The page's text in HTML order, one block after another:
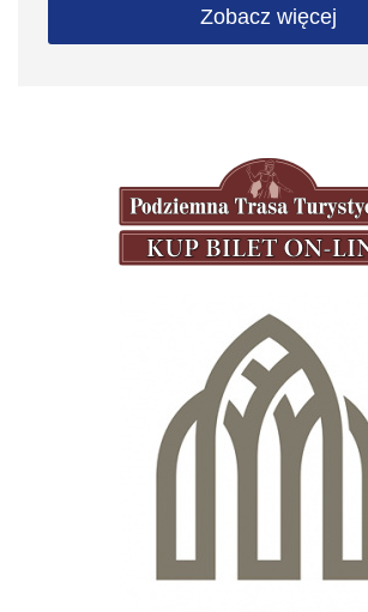
Zobacz więcej